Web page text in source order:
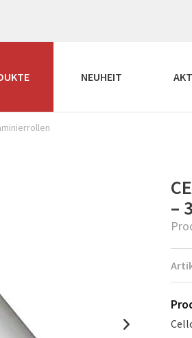
NEUHEIT
–